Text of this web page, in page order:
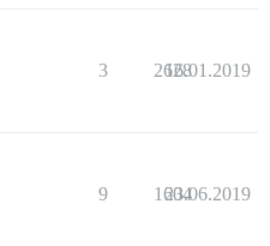
3 2628
16.01.2019
9 1604
23.06.2019